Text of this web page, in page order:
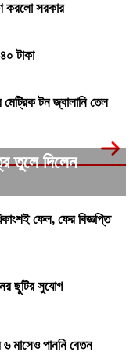
করলো সরকার
টাকা
টন জ্বালানি তেল
তুলে দিলেন
ফেল, ফের বিজ্ঞপ্তি
ছুটির সুযোগ
মাসেও পাননি বেতন